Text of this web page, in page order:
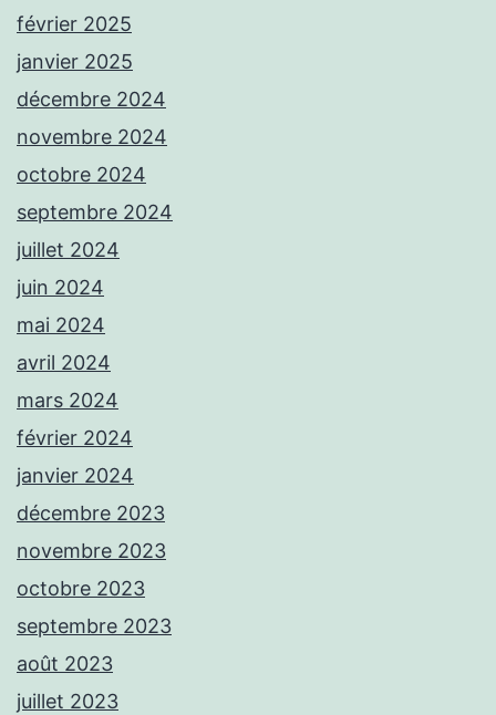
février 2025
janvier 2025
décembre 2024
novembre 2024
octobre 2024
septembre 2024
juillet 2024
juin 2024
mai 2024
avril 2024
mars 2024
février 2024
janvier 2024
décembre 2023
novembre 2023
octobre 2023
septembre 2023
août 2023
juillet 2023